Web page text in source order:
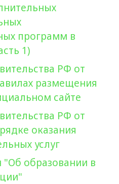
программ в
1)
РФ от
размещения
сайте
РФ от
оказания
услуг
образовании в